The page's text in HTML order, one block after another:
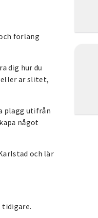
förläng
dig hur du
eller är slitet,
plagg utifrån
något
och lär
tidigare.